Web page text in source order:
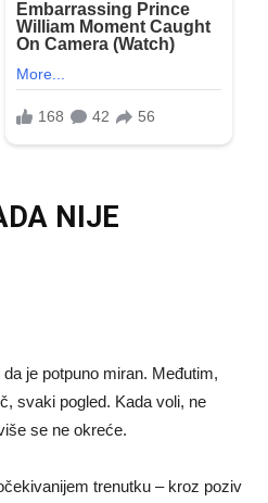
NIJE
je potpuno miran. Međutim,
svaki pogled. Kada voli, ne
se ne okreće.
trenutku – kroz poziv